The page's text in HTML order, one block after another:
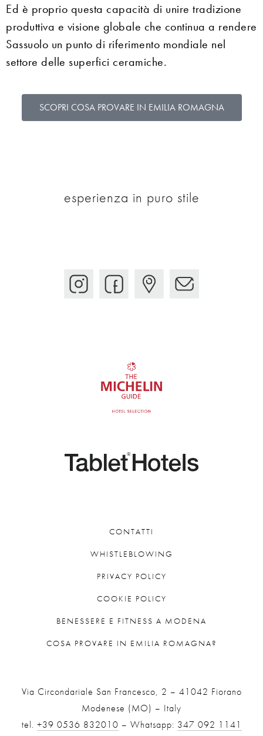
Ed è proprio questa capacità di unire tradizione
produttiva e visione globale che continua a rendere
Sassuolo un punto di riferimento mondiale nel
settore delle superfici ceramiche.
SCOPRI COSA PROVARE IN EMILIA ROMAGNA
esperienza in puro stile
CONTATTI
WHISTLEBLOWING
PRIVACY POLICY
COOKIE POLICY
BENESSERE E FITNESS A MODENA
COSA PROVARE IN EMILIA ROMAGNA?
Via Circondariale San Francesco, 2 – 41042 Fiorano
Modenese (MO) – Italy
tel. +39 0536 832010 – Whatsapp: 347 092 1141